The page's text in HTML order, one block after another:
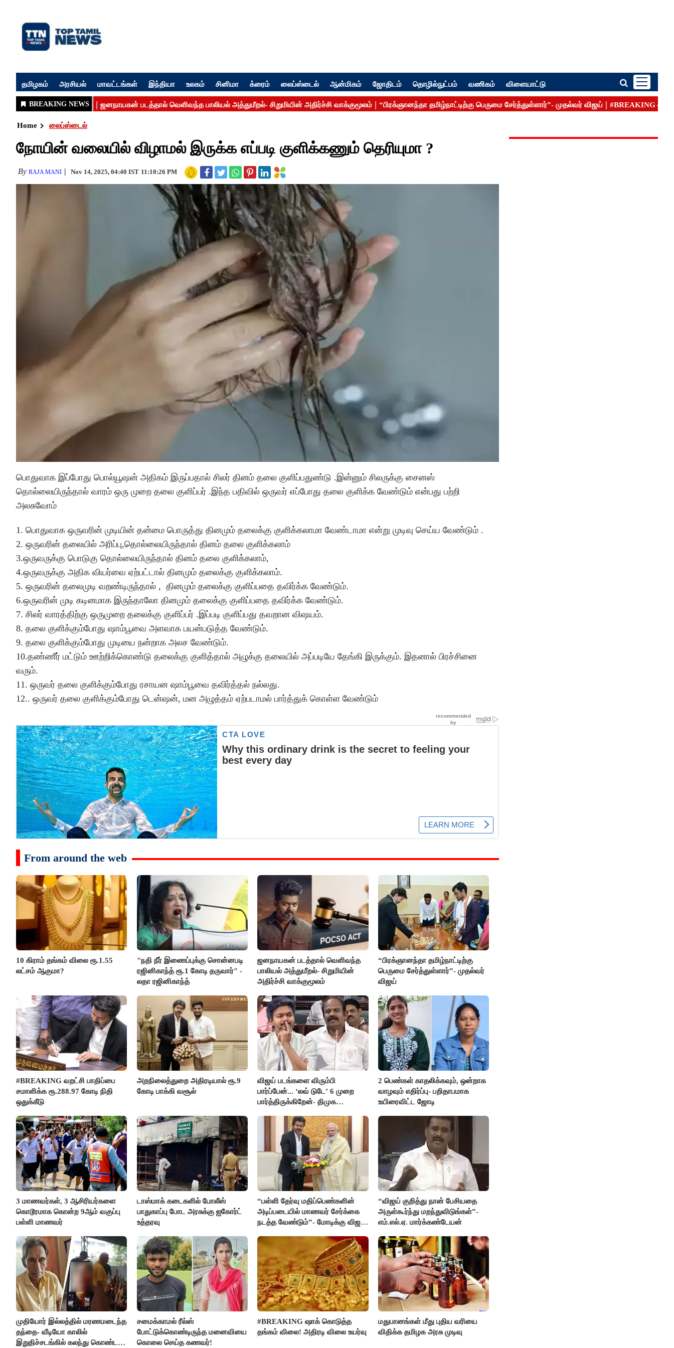
தமிழகம் அரசியல் மாவட்டங்கள் இந்தியா உலகம் சினிமா க்ரைம் லைப்ஸ்டைல் ஆன்மிகம் ஜோதிடம் தொழில்நுட்பம் வணிகம் விளையாட்டு
Home லைப்ஸ்டைல்
நோயின் வலையில் விழாமல் இருக்க எப்படி குளிக்கணும் தெரியுமா ?
By RAJA MANI Nov 14, 2025, 04:40 IST 11:10:26 PM
பொதுவாக இப்போது பொல்யூஷன் அதிகம் இருப்பதால் சிலர் தினம் தலை குளிப்பதுண்டு .இன்னும் சிலருக்கு சைனஸ்
தொல்லையிருந்தால் வாரம் ஒரு முறை தலை குளிப்பர் .இந்த பதிவில் ஒருவர் எப்போது தலை குளிக்க வேண்டும் என்பது பற்றி
அலசுவோம்
1. பொதுவாக ஒருவரின் முடியின் தன்மை பொருத்து தினமும் தலைக்கு குளிக்கலாமா வேண்டாமா என்று முடிவு செய்ய வேண்டும் .
2. ஒருவரின் தலையில் அரிப்பு,தொல்லையிருந்தால் தினம் தலை குளிக்கலாம்
3.ஒருவருக்கு பொடுகு தொல்லையிருந்தால் தினம் தலை குளிக்கலாம்,
4.ஒருவருக்கு அதிக வியர்வை ஏற்பட்டால் தினமும் தலைக்கு குளிக்கலாம்.
5. ஒருவரின் தலைமுடி வறண்டிருந்தால் , தினமும் தலைக்கு குளிப்பதை தவிர்க்க வேண்டும்.
6.ஒருவரின் முடி கடினமாக இருந்தாலோ தினமும் தலைக்கு குளிப்பதை தவிர்க்க வேண்டும்.
7. சிலர் வாரத்திற்கு ஒருமுறை தலைக்கு குளிப்பர் .இப்படி குளிப்பது தவறான விஷயம்.
8. தலை குளிக்கும்போது ஷாம்பூவை அளவாக பயன்படுத்த வேண்டும்.
9. தலை குளிக்கும்போது முடியை நன்றாக அலச வேண்டும்.
10.தண்ணீர் மட்டும் ஊற்றிக்கொண்டு தலைக்கு குளித்தால் அழுக்கு தலையில் அப்படியே தேங்கி இருக்கும். இதனால் பிரச்சினை
வரும்.
11. ஒருவர் தலை குளிக்கும்போது ரசாயன ஷாம்பூவை தவிர்த்தல் நல்லது.
12.. ஒருவர் தலை குளிக்கும்போது டென்ஷன், மன அழுத்தம் ஏற்படாமல் பார்த்துக் கொள்ள வேண்டும்
From around the web
10 கிராம் தங்கம் விலை ரூ.1.55
லட்சம் ஆகுமா?
"நதி நீர் இணைப்புக்கு சொன்னபடி
ரஜினிகாந்த் ரூ.1 கோடி தருவார்" -
லதா ரஜினிகாந்த்
ஜனநாயகன் படத்தால் வெளிவந்த
பாலியல் அத்துமீறல்- சிறுமியின்
அதிர்ச்சி வாக்குமூலம்
“பிரக்ஞானந்தா தமிழ்நாட்டிற்கு
பெருமை சேர்த்துள்ளார்”- முதல்வர்
விஜய்
#BREAKING வறட்சி பாதிப்பை
சமாளிக்க ரூ.288.97 கோடி நிதி
ஒதுக்கீடு
அறநிலைத்துறை அதிரடியால் ரூ.9
கோடி பாக்கி வசூல்
விஜய் படங்களை விரும்பி
பார்ப்பேன்... ‘லவ் டுடே’ 6 முறை
பார்த்திருக்கிறேன்- திமுக
2 பெண்கள் காதலிக்கவும், ஒன்றாக
வாழவும் எதிர்ப்பு- பறிதாபமாக
உயிரைவிட்ட ஜோடி
3 மாணவர்கள், 3 ஆசிரியர்களை
கொடூரமாக கொன்ற 9ஆம் வகுப்பு
பள்ளி மாணவர்
டாஸ்மாக் கடைகளில் போலீஸ்
பாதுகாப்பு போட அரசுக்கு ஐகோர்ட்
உத்தரவு
“பள்ளி தேர்வு மதிப்பெண்களின்
அடிப்படையில் மாணவர் சேர்க்கை
நடத்த வேண்டும்”- மோடிக்கு விஜய்
“விஜய் குறித்து நான் பேசியதை
அருள்கூர்ந்து மறந்துவிடுங்கள்”-
எம்.எல்.ஏ. மார்க்கண்டேயன்
முதியோர் இல்லத்தில் மரணமடைந்த
தந்தை- வீடியோ காலில்
இறுதிச்சடங்கில் கலந்து கொண்ட
சமைக்காமல் ரீல்ஸ்
போட்டுக்கொண்டிருந்த மனைவியை
கொலை செய்த கணவர்!
#BREAKING ஷாக் கொடுத்த
தங்கம் விலை! அதிரடி விலை உயர்வு
மதுபானங்கள் மீது புதிய வரியை
விதிக்க தமிழக அரசு முடிவு